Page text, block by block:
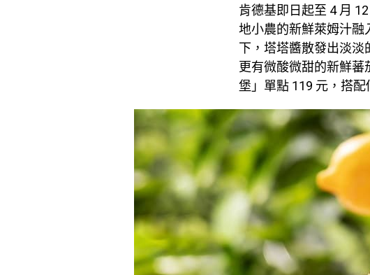
肯德基即日起至 4 月
地小農的新鮮萊姆汁融
下，塔塔醬散發出淡淡
更有微酸微甜的新鮮
堡」單點 119 元，搭配